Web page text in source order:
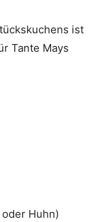
ist
Tante Mays
Huhn)